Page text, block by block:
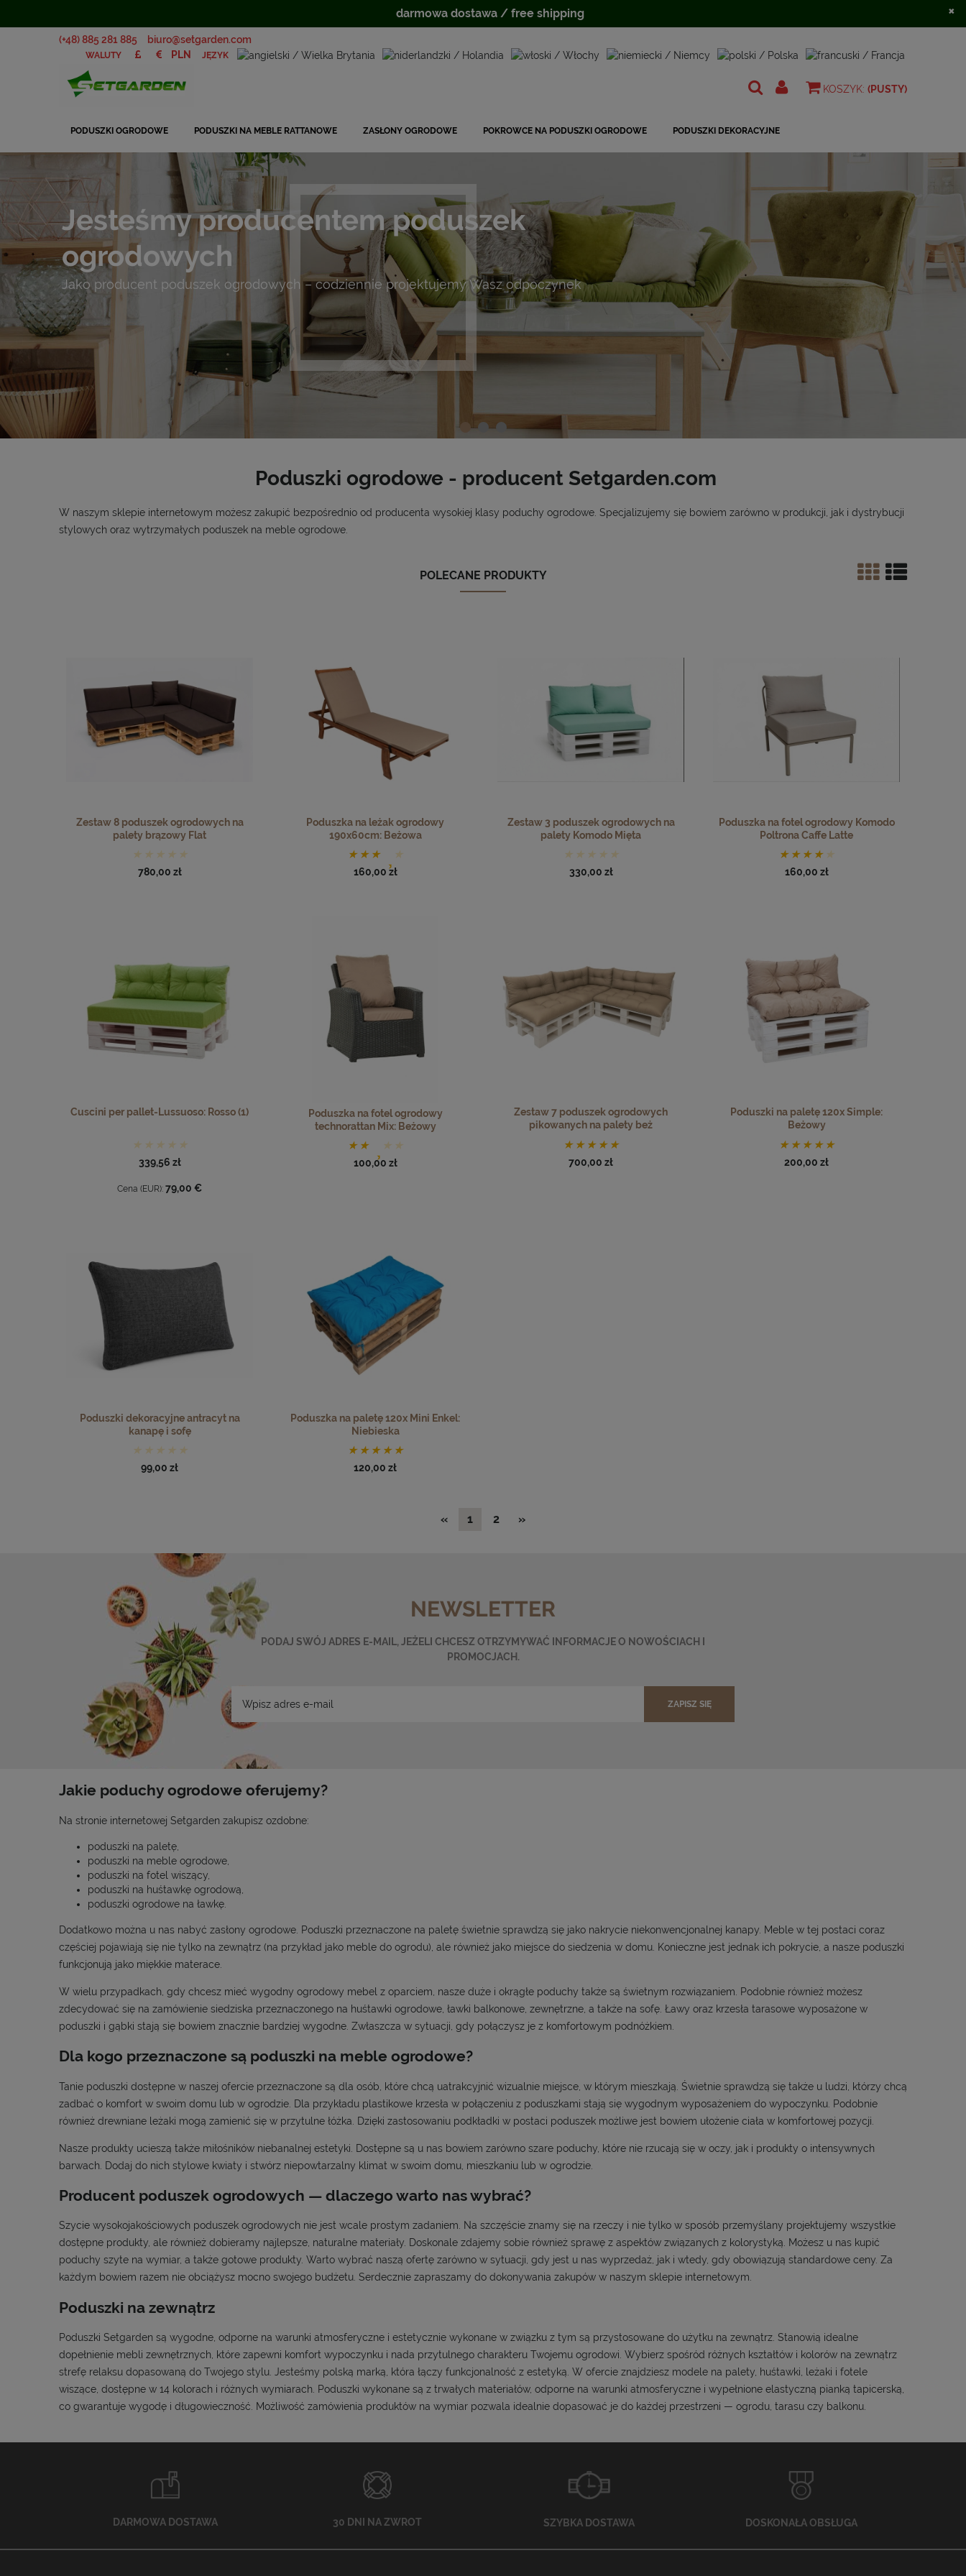
(+48) 885 281 885 biuro@setgarden.com
JĘZYK
WALUTY
KOSZYK: (PUSTY)
PODUSZKI OGRODOWE PODUSZKI NA MEBLE RATTANOWE ZASŁONY OGRODOWE POKROWCE NA PODUSZKI OGRODOWE PODUSZKI DEKORACYJNE
Jesteśmy producentem poduszek
ogrodowych
Jako producent poduszek ogrodowych – codziennie projektujemy Wasz odpoczynek
Poduszki ogrodowe - producent Setgarden.com
W naszym sklepie internetowym możesz zakupić bezpośrednio od producenta wysokiej klasy poduchy ogrodowe. Specjalizujemy się bowiem zarówno w produkcji, jak i dystrybucji
stylowych oraz wytrzymałych poduszek na meble ogrodowe.
POLECANE PRODUKTY
Zestaw 8 poduszek ogrodowych na
palety brązowy Flat
780,00 zł
Poduszka na leżak ogrodowy
190x60cm: Beżowa
160,00 zł
Zestaw 3 poduszek ogrodowych na
palety Komodo Mięta
330,00 zł
Poduszka na fotel ogrodowy Komodo
Poltrona Caffe Latte
160,00 zł
Cuscini per pallet-Lussuoso: Rosso (1)
339,56 zł
Cena (EUR): 79,00 €
Poduszka na fotel ogrodowy
technorattan Mix: Beżowy
100,00 zł
Zestaw 7 poduszek ogrodowych
pikowanych na palety beż
700,00 zł
Poduszki na paletę 120x Simple:
Beżowy
200,00 zł
Poduszki dekoracyjne antracyt na
kanapę i sofę
99,00 zł
Poduszka na paletę 120x Mini Enkel:
Niebieska
120,00 zł
« 1 2 »
NEWSLETTER
PODAJ SWÓJ ADRES E-MAIL, JEŻELI CHCESZ OTRZYMYWAĆ INFORMACJE O NOWOŚCIACH I
PROMOCJACH.
ZAPISZ SIĘ
Jakie poduchy ogrodowe oferujemy?
Na stronie internetowej Setgarden zakupisz ozdobne:
poduszki na paletę,
poduszki na meble ogrodowe,
poduszki na fotel wiszący,
poduszki na huśtawkę ogrodową,
poduszki ogrodowe na ławkę.
Dodatkowo można u nas nabyć zasłony ogrodowe. Poduszki przeznaczone na paletę świetnie sprawdzą się jako nakrycie niekonwencjonalnej kanapy. Meble w tej postaci coraz
częściej pojawiają się nie tylko na zewnątrz (na przykład jako meble do ogrodu), ale również jako miejsce do siedzenia w domu. Konieczne jest jednak ich pokrycie, a nasze poduszki
funkcjonują jako miękkie materace.
W wielu przypadkach, gdy chcesz mieć wygodny ogrodowy mebel z oparciem, nasze duże i okrągłe poduchy także są świetnym rozwiązaniem. Podobnie również możesz
zdecydować się na zamówienie siedziska przeznaczonego na huśtawki ogrodowe, ławki balkonowe, zewnętrzne, a także na sofę. Ławy oraz krzesła tarasowe wyposażone w
poduszki i gąbki stają się bowiem znacznie bardziej wygodne. Zwłaszcza w sytuacji, gdy połączysz je z komfortowym podnóżkiem.
Dla kogo przeznaczone są poduszki na meble ogrodowe?
Tanie poduszki dostępne w naszej ofercie przeznaczone są dla osób, które chcą uatrakcyjnić wizualnie miejsce, w którym mieszkają. Świetnie sprawdzą się także u ludzi, którzy chcą
zadbać o komfort w swoim domu lub w ogrodzie. Dla przykładu plastikowe krzesła w połączeniu z poduszkami stają się wygodnym wyposażeniem do wypoczynku. Podobnie
również drewniane leżaki mogą zamienić się w przytulne łóżka. Dzięki zastosowaniu podkładki w postaci poduszek możliwe jest bowiem ułożenie ciała w komfortowej pozycji.
Nasze produkty ucieszą także miłośników niebanalnej estetyki. Dostępne są u nas bowiem zarówno szare poduchy, które nie rzucają się w oczy, jak i produkty o intensywnych
barwach. Dodaj do nich stylowe kwiaty i stwórz niepowtarzalny klimat w swoim domu, mieszkaniu lub w ogrodzie.
Producent poduszek ogrodowych — dlaczego warto nas wybrać?
Szycie wysokojakościowych poduszek ogrodowych nie jest wcale prostym zadaniem. Na szczęście znamy się na rzeczy i nie tylko w sposób przemyślany projektujemy wszystkie
dostępne produkty, ale również dobieramy najlepsze, naturalne materiały. Doskonale zdajemy sobie również sprawę z aspektów związanych z kolorystyką. Możesz u nas kupić
poduchy szyte na wymiar, a także gotowe produkty. Warto wybrać naszą ofertę zarówno w sytuacji, gdy jest u nas wyprzedaż, jak i wtedy, gdy obowiązują standardowe ceny. Za
każdym bowiem razem nie obciążysz mocno swojego budżetu. Serdecznie zapraszamy do dokonywania zakupów w naszym sklepie internetowym.
Poduszki na zewnątrz
Poduszki Setgarden są wygodne, odporne na warunki atmosferyczne i estetycznie wykonane w związku z tym są przystosowane do użytku na zewnątrz. Stanowią idealne
dopełnienie mebli zewnętrznych, które zapewni komfort wypoczynku i nada przytulnego charakteru Twojemu ogrodowi. Wybierz spośród różnych kształtów i kolorów na zewnątrz
strefę relaksu dopasowaną do Twojego stylu. Jesteśmy polską marką, która łączy funkcjonalność z estetyką. W ofercie znajdziesz modele na palety, huśtawki, leżaki i fotele
wiszące, dostępne w 14 kolorach i różnych wymiarach. Poduszki wykonane są z trwałych materiałów, odporne na warunki atmosferyczne i wypełnione elastyczną pianką tapicerską,
co gwarantuje wygodę i długowieczność. Możliwość zamówienia produktów na wymiar pozwala idealnie dopasować je do każdej przestrzeni — ogrodu, tarasu czy balkonu.
DARMOWA DOSTAWA 30 DNI NA ZWROT SZYBKA DOSTAWA DOSKONAŁA OBSŁUGA
darmowa dostawa / free shipping ×